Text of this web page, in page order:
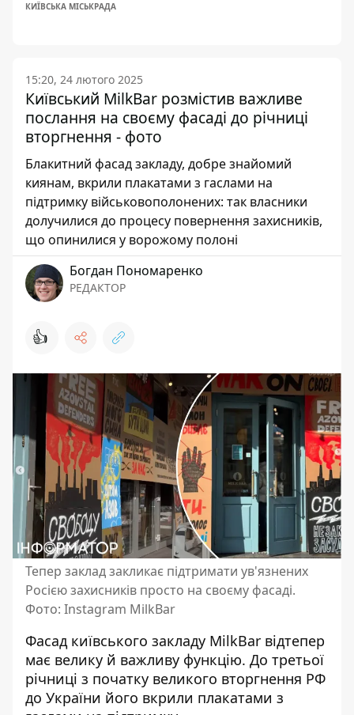
КИЇВСЬКА МІСЬКРАДА
15:20, 24 лютого 2025
Київський MilkBar розмістив важливе
послання на своєму фасаді до річниці
вторгнення - фото
Блакитний фасад закладу, добре знайомий
киянам, вкрили плакатами з гаслами на
підтримку військовополонених: так власники
долучилися до процесу повернення захисників,
що опинилися у ворожому полоні
Богдан Пономаренко
РЕДАКТОР
👍
Тепер заклад закликає підтримати ув'язнених
Росією захисників просто на своєму фасаді.
Фото: Instagram MilkBar
Фасад київського закладу MilkBar відтепер
має велику й важливу функцію. До третьої
річниці з початку великого вторгнення РФ
до України його вкрили плакатами з